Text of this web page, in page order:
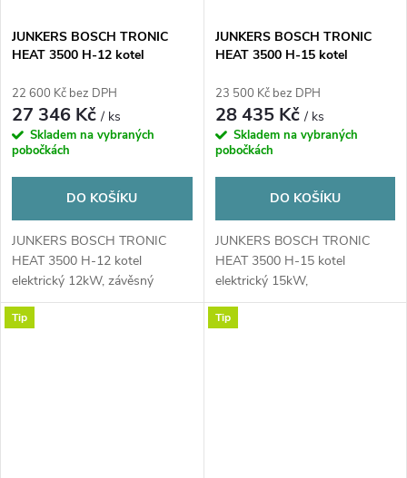
JUNKERS BOSCH TRONIC
HEAT 3500 H-12 kotel
22 600 Kč bez DPH
27 346 Kč/ ks
Skladem na vybraných
pobočkách
DO KOŠÍKU
JUNKERS BOSCH TRONIC
HEAT 3500 H-12 kotel
elektrický 12kW, závěsný
JUNKERS BOSCH TRONIC
HEAT 3500 H-15 kotel
23 500 Kč bez DPH
28 435 Kč/ ks
Skladem na vybraných
pobočkách
DO KOŠÍKU
JUNKERS BOSCH TRONIC
HEAT 3500 H-15 kotel
elektrický 15kW,
416x300x712mm
Tip Tip